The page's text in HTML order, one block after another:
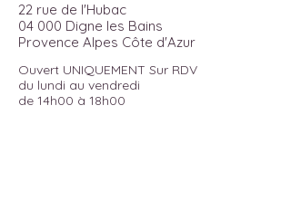
22 rue de l'Hubac
04 000 Digne les Bains
Provence Alpes Côte d'Azur
Ouvert UNIQUEMENT Sur RDV
du lundi au vendredi
de 14h00 à 18h00